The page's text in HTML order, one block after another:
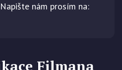
nám prosím na:
Filmana